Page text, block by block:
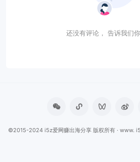
还没有评论， 告诉我们
©2015-2024 i5z爱网赚出海分享 版权所有 · www.